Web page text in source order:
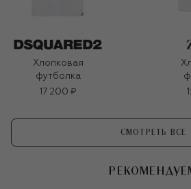
Хлопковая
футболка
17 200 ₽
СМОТРЕТЬ ВСЕ